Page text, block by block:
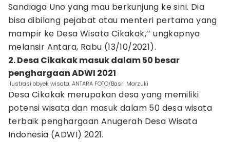
Sandiaga Uno yang mau berkunjung ke sini. Dia
bisa dibilang pejabat atau menteri pertama yang
mampir ke Desa Wisata Cikakak,’’ ungkapnya
melansir Antara, Rabu (13/10/2021).
2. Desa Cikakak masuk dalam 50 besar
penghargaan ADWI 2021
Ilustrasi obyek wisata. ANTARA FOTO/Basri Marzuki
Desa Cikakak merupakan desa yang memiliki
potensi wisata dan masuk dalam 50 desa wisata
terbaik penghargaan Anugerah Desa Wisata
Indonesia (ADWI) 2021.